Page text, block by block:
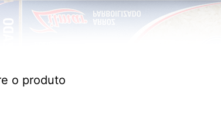
o produto